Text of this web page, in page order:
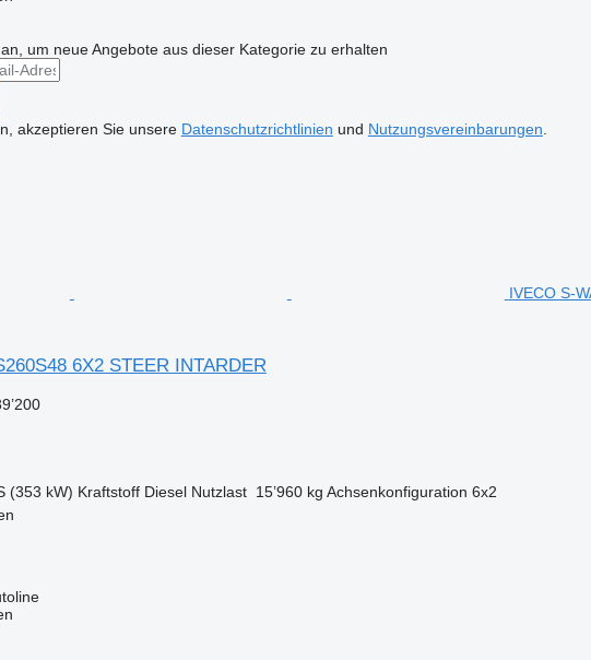
um neue Angebote aus dieser Kategorie zu erhalten
akzeptieren Sie unsere Datenschutzrichtlinien und Nutzungsvereinbarungen
IVECO S-
6X2 STEER INTARDER
(353 kW) Kraftstoff Diesel Nutzlast 15’960 kg Achsenkonfiguration 6x2